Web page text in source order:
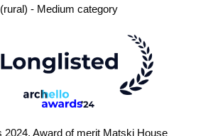
(rural) - Medium category
2024. Award of merit Matski House